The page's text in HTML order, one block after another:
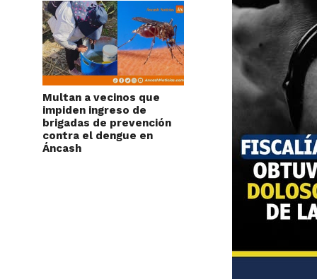
Multan a vecinos que
impiden ingreso de
brigadas de prevención
contra el dengue en
Áncash